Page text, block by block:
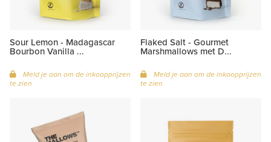
Sour Lemon - Madagascar
Bourbon Vanilla ...
Meld je aan om de inkoopprijzen
te zien
Flaked Salt - Gourmet
Marshmallows met D...
Meld je aan om de inkoopprijzen
te zien